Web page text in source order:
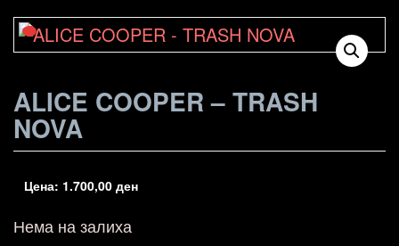
ALICE COOPER – TRASH
NOVA
Цена: 1.700,00 ден
Нема на залиха